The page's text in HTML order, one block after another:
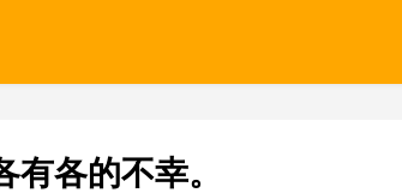
各的不幸。